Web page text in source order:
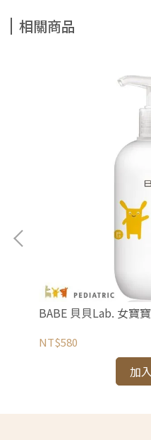
相關商品
BABE 貝貝Lab. 女寶
NT$580
加